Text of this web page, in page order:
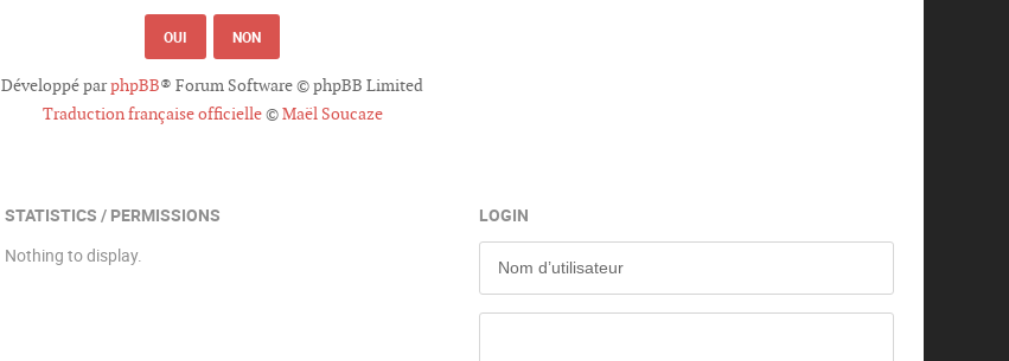
Développé parphpBB® Forum Software © phpBB Limited
Traduction française officielle©Maël Soucaze
STATISTICS / PERMISSIONS
Nothing to display.
LOGIN